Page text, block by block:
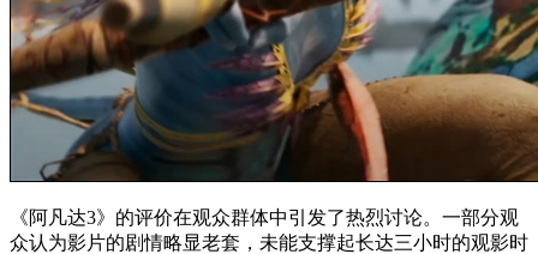
《阿凡达3》的评价在观众群体中引发了热烈讨论。一部分观
众认为影片的剧情略显老套，未能支撑起长达三小时的观影时